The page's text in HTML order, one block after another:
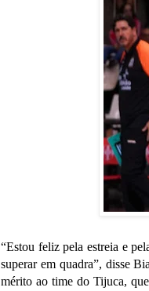
“Estou feliz pela estreia e
superar em quadra”, disse
mérito ao time do Tijuca,